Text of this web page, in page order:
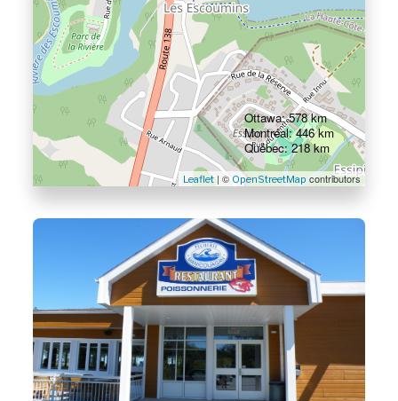
Leaflet| © OpenStreetMap contributors
Ottawa: 578 km
Montréal: 446 km
Québec: 218 km